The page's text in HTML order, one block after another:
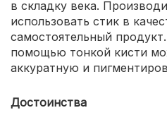
в складку века.
использовать стик в
самостоятельный
помощью тонкой кисти
аккуратную и
Достоинства